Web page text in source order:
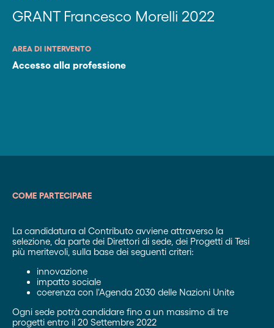
GRANT Francesco Morelli 2022
AREA DI INTERVENTO
Accesso alla professione
COME PARTECIPARE
La candidatura al Contributo avviene attraverso la
selezione, da parte dei Direttori di sede, dei Progetti di Tesi
più meritevoli, sulla base dei seguenti criteri:
innovazione
impatto sociale
coerenza con l'Agenda 2030 delle Nazioni Unite
Ogni sede potrà candidare fino a un massimo di tre
progetti entro il 20 Settembre 2022